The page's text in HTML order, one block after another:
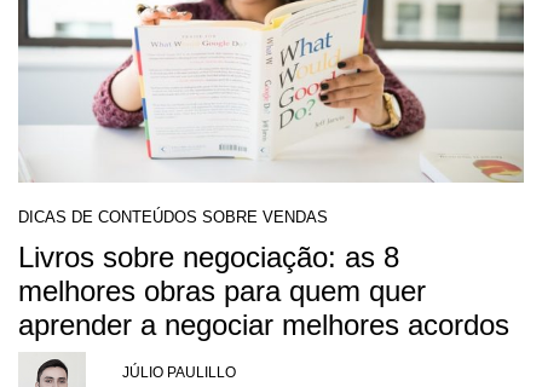
DICAS DE CONTEÚDOS SOBRE VENDAS
Livros sobre negociação: as 8
melhores obras para quem quer
aprender a negociar melhores acordos
JÚLIO PAULILLO